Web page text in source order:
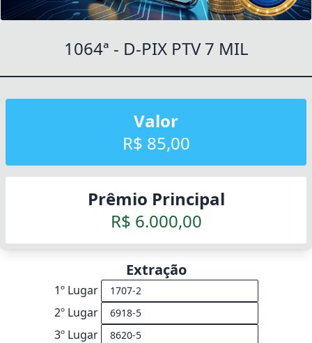
1064ª - D-PIX PTV 7 MIL
Valor
R$ 85,00
Prêmio Principal
R$ 6.000,00
Extração
1º Lugar
2º Lugar
3º Lugar
Fechar